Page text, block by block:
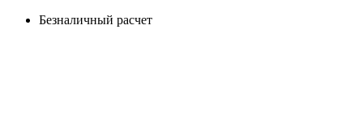
Безналичный расчет